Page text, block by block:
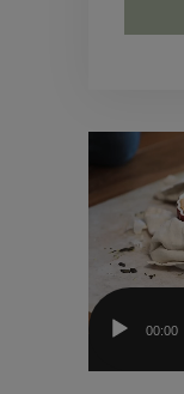
Video-
00:00